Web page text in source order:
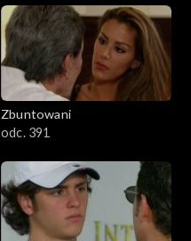
Zbuntowani
odc. 391